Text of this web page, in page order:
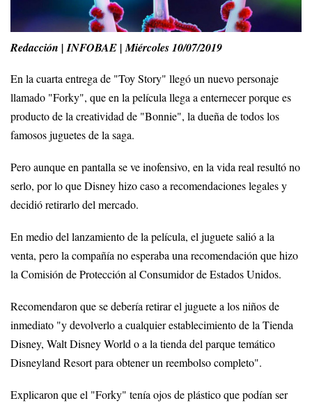
Redacción | INFOBAE | Miércoles 10/07/2019
En la cuarta entrega de "Toy Story" llegó un nuevo personaje
llamado "Forky", que en la película llega a enternecer porque es
producto de la creatividad de "Bonnie", la dueña de todos los
famosos juguetes de la saga.
Pero aunque en pantalla se ve inofensivo, en la vida real resultó no
serlo, por lo que Disney hizo caso a recomendaciones legales y
decidió retirarlo del mercado.
En medio del lanzamiento de la película, el juguete salió a la
venta, pero la compañía no esperaba una recomendación que hizo
la Comisión de Protección al Consumidor de Estados Unidos.
Recomendaron que se debería retirar el juguete a los niños de
inmediato "y devolverlo a cualquier establecimiento de la Tienda
Disney, Walt Disney World o a la tienda del parque temático
Disneyland Resort para obtener un reembolso completo".
Explicaron que el "Forky" tenía ojos de plástico que podían ser